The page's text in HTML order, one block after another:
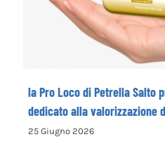
la Pro Loco di Petrella Salto
dedicato alla valorizzazione
25 Giugno 2026